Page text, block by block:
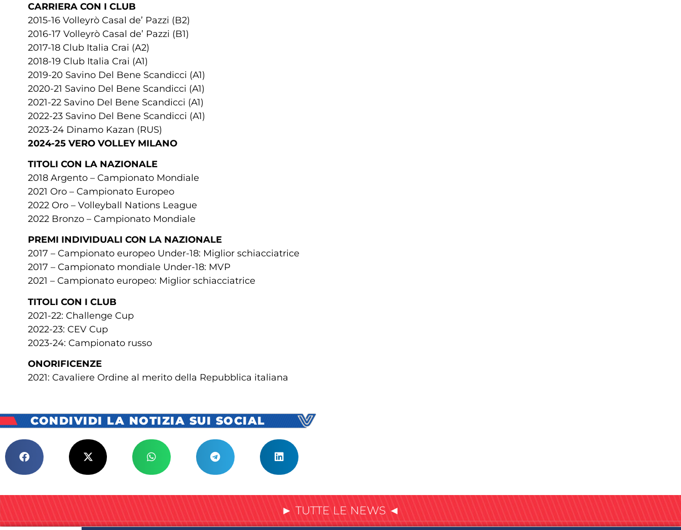
CARRIERA CON I CLUB
2015-16 Volleyrò Casal de’ Pazzi (B2)
2016-17 Volleyrò Casal de’ Pazzi (B1)
2017-18 Club Italia Crai (A2)
2018-19 Club Italia Crai (A1)
2019-20 Savino Del Bene Scandicci (A1)
2020-21 Savino Del Bene Scandicci (A1)
2021-22 Savino Del Bene Scandicci (A1)
2022-23 Savino Del Bene Scandicci (A1)
2023-24 Dinamo Kazan (RUS)
2024-25 VERO VOLLEY MILANO
TITOLI CON LA NAZIONALE
2018 Argento – Campionato Mondiale
2021 Oro – Campionato Europeo
2022 Oro – Volleyball Nations League
2022 Bronzo – Campionato Mondiale
PREMI INDIVIDUALI CON LA NAZIONALE
2017 – Campionato europeo Under-18: Miglior schiacciatrice
2017 – Campionato mondiale Under-18: MVP
2021 – Campionato europeo: Miglior schiacciatrice
TITOLI CON I CLUB
2021-22: Challenge Cup
2022-23: CEV Cup
2023-24: Campionato russo
ONORIFICENZE
2021: Cavaliere Ordine al merito della Repubblica italiana
CONDIVIDI LA NOTIZIA SUI SOCIAL
► TUTTE LE NEWS ◄